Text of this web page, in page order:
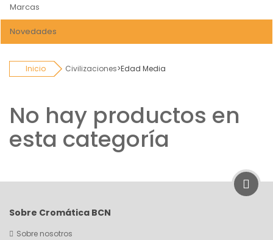
Marcas
Novedades
Inicio Civilizaciones>Edad Media
No hay productos en
esta categoría
Sobre Cromática BCN
Sobre nosotros